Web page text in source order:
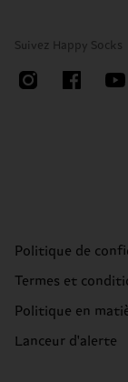
Suivez Happy Socks
Politique de
Termes et
Politique en
Lanceur d'alerte